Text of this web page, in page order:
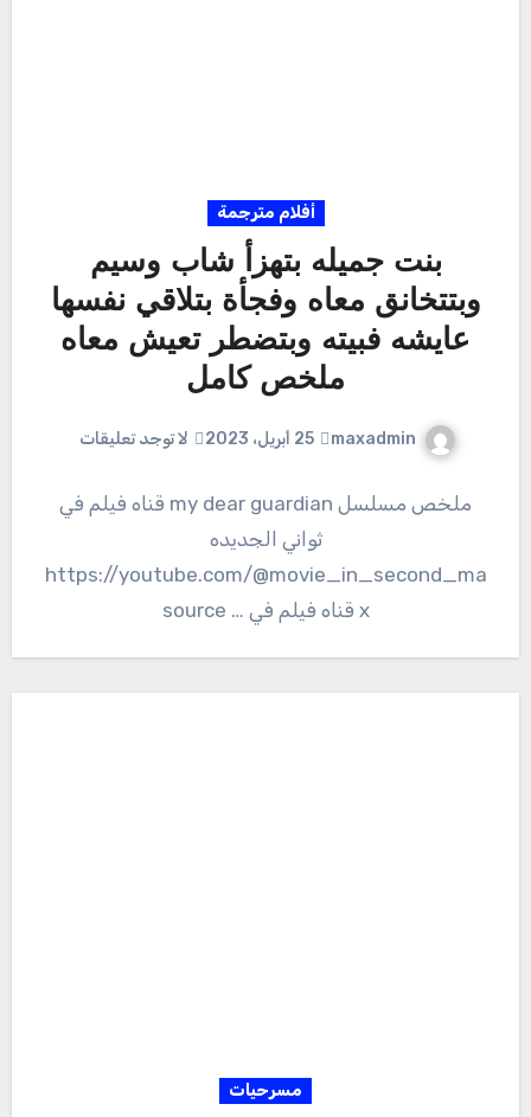
أفلام مترجمة
بنت جميله بتهزأ شاب وسيم
وبتتخانق معاه وفجأة بتلاقي نفسها
عايشه فبيته وبتضطر تعيش معاه
ملخص كامل
maxadmin 25 أبريل، 2023 لا توجد تعليقات
ملخص مسلسل my dear guardian قناه فيلم في
ثواني الجديده
https://youtube.com/@movie_in_second_ma
x قناه فيلم في … source
مسرحيات